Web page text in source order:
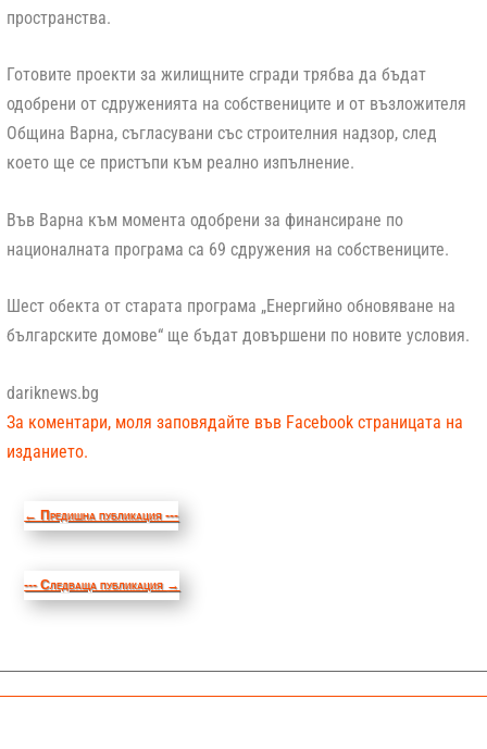
пространства.
Готовите проекти за жилищните сгради трябва да бъдат
одобрени от сдруженията на собствениците и от възложителя
Община Варна, съгласувани със строителния надзор, след
което ще се пристъпи към реално изпълнение.
Във Варна към момента одобрени за финансиране по
националната програма са 69 сдружения на собствениците.
Шест обекта от старата програма „Енергийно обновяване на
българските домове“ ще бъдат довършени по новите условия.
dariknews.bg
За коментари, моля заповядайте във Facebook страницата на
изданието.
←Предишна публикация ---
--- Следваща публикация →